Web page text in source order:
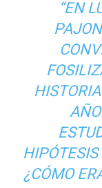
“EN
HIPÓTESIS
¿CÓMO